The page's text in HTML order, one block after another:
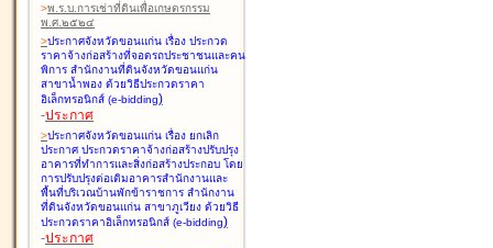
>พ.ร.บ.การเช่าที่ดินเพื่อเกษตรกรรม
พ.ศ.๒๕๒๔
>ประกาศจังหวัดขอนแก่น เรื่อง ประกวด
ราคาจ้างก่อสร้างที่จอดรถประชาชนและคน
พิการ สำนักงานที่ดินจังหวัดขอนแก่น
สาขาน้ำพอง ด้วยวิธีประกวดราคา
อิเล็กทรอนิกส์ (e-bidding)
-ประกาศ
>ประกาศจังหวัดขอนแก่น เรื่อง ยกเลิก
ประกาศ ประกวดราคาจ้างก่อสร้างปรับปรุง
อาคารที่ทำการและสิ่งก่อสร้างประกอบ โดย
การปรับปรุงต่อเติมอาคารสำนักงานและ
พื้นที่บริเวณบ้านพักข้าราชการ สำนักงาน
ที่ดินจังหวัดขอนแก่น สาขาภูเวียง ด้วยวิธี
ประกวดราคาอิเล็กทรอนิกส์ (e-bidding)
-ประกาศ